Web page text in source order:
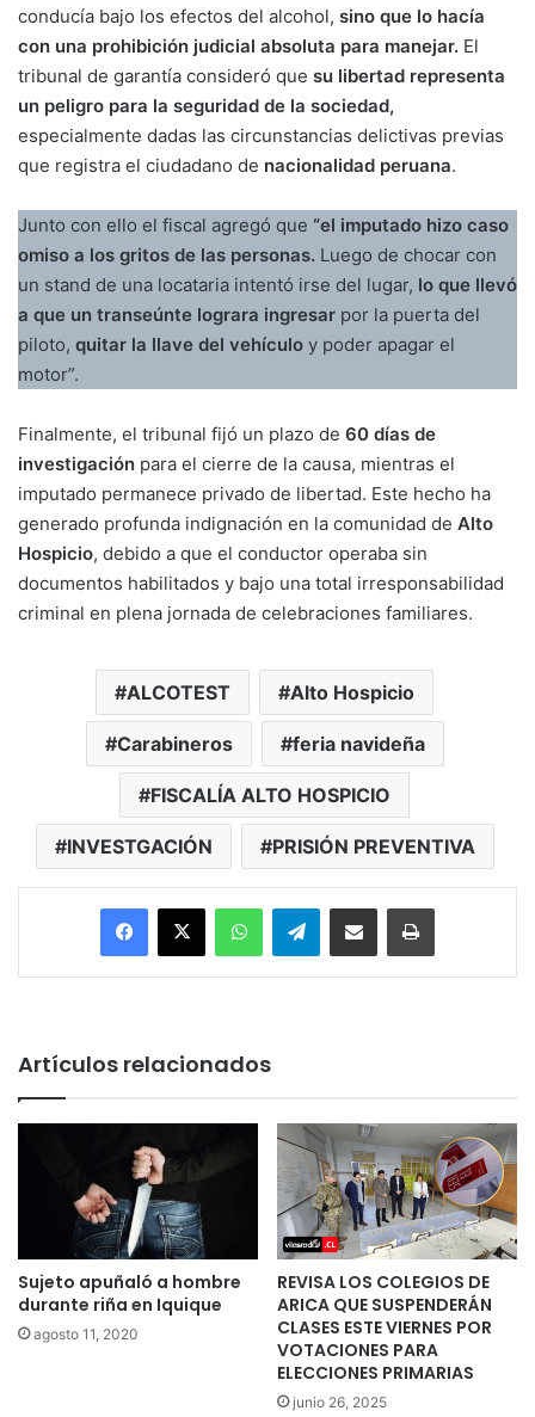
conducía bajo los efectos del alcohol, sino que lo hacía
con una prohibición judicial absoluta para manejar. El
tribunal de garantía consideró que su libertad representa
un peligro para la seguridad de la sociedad,
especialmente dadas las circunstancias delictivas previas
que registra el ciudadano de nacionalidad peruana.
Junto con ello el fiscal agregó que “el imputado hizo caso
omiso a los gritos de las personas. Luego de chocar con
un stand de una locataria intentó irse del lugar, lo que llevó
a que un transeúnte lograra ingresar por la puerta del
piloto, quitar la llave del vehículo y poder apagar el
motor”.
Finalmente, el tribunal fijó un plazo de 60 días de
investigación para el cierre de la causa, mientras el
imputado permanece privado de libertad. Este hecho ha
generado profunda indignación en la comunidad de Alto
Hospicio, debido a que el conductor operaba sin
documentos habilitados y bajo una total irresponsabilidad
criminal en plena jornada de celebraciones familiares.
ALCOTEST Alto Hospicio
Carabineros feria navideña
FISCALÍA ALTO HOSPICIO
INVESTGACIÓN PRISIÓN PREVENTIVA
Facebook
X WhatsAppTelegramEnviar vía email Imprimir
Artículos relacionados
Sujeto apuñaló a hombre
durante riña en Iquique
agosto 11, 2020
REVISA LOS COLEGIOS DE
ARICA QUE SUSPENDERÁN
CLASES ESTE VIERNES POR
VOTACIONES PARA
ELECCIONES PRIMARIAS
junio 26, 2025